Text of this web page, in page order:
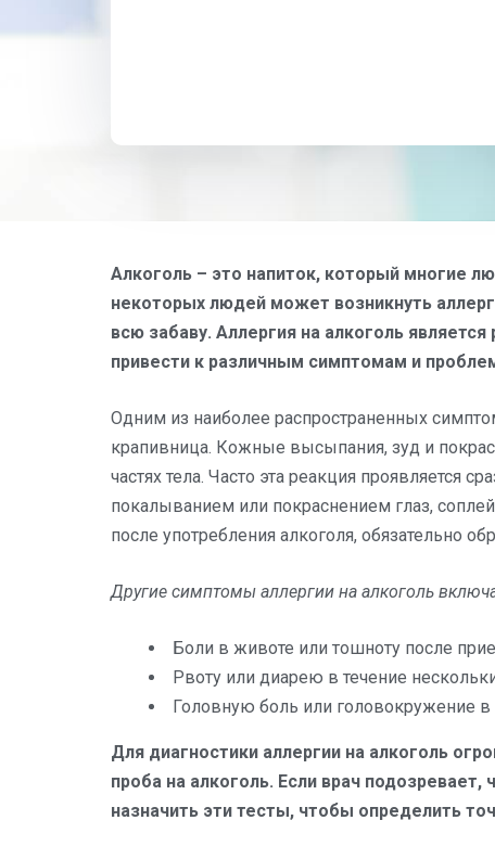
Алкоголь – это напиток, который многие
некоторых людей может возникнуть
всю забаву. Аллергия на алкоголь
привести к различным симптомам и
Одним из наиболее распространенных
крапивница. Кожные высыпания, зуд и
частях тела. Часто эта реакция проявляется
покалыванием или покраснением глаз,
после употребления алкоголя, обязательно
Другие симптомы аллергии на алкоголь
Боли в животе или тошноту после
Рвоту или диарею в течение
Головную боль или головокружение в
Для диагностики аллергии на алкоголь
проба на алкоголь. Если врач
назначить эти тесты, чтобы определить